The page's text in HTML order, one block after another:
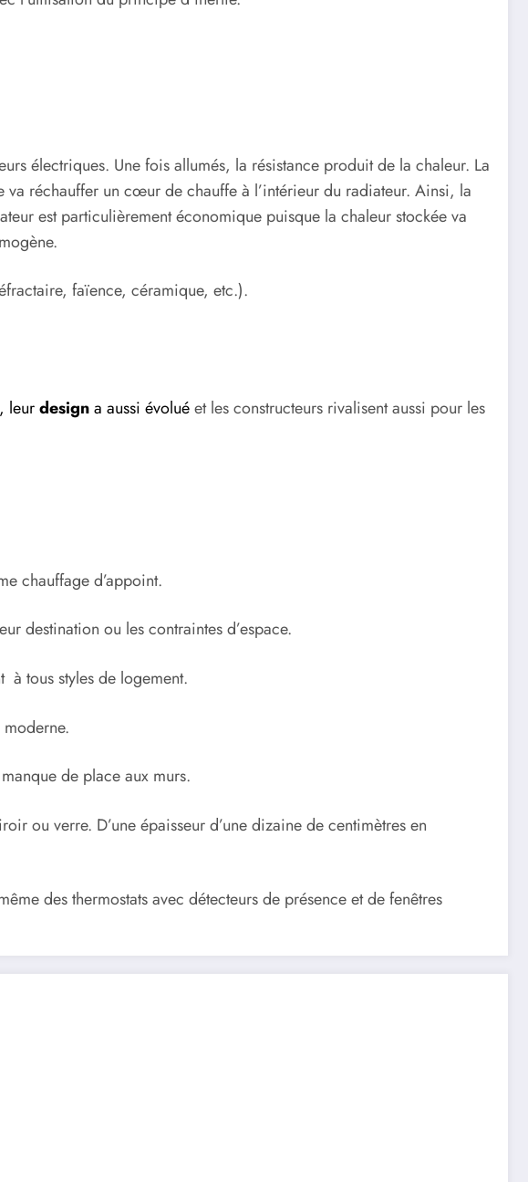
électriques. Une fois allumés, la résistance produit de la chaleur. La
réchauffer un cœur de chauffe à l’intérieur du radiateur. Ainsi, la
est particulièrement économique puisque la chaleur stockée va
faïence, céramique, etc.).
leurdesigna aussi évoluéet les constructeurs rivalisent aussi pour les
chauffage d’appoint.
destination ou les contraintes d’espace.
à tous styles de logement.
de place aux murs.
ou verre. D’une épaisseur d’une dizaine de centimètres en
des thermostats avec détecteurs de présence et de fenêtres